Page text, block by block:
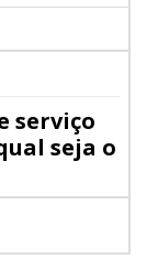
serviço
seja o